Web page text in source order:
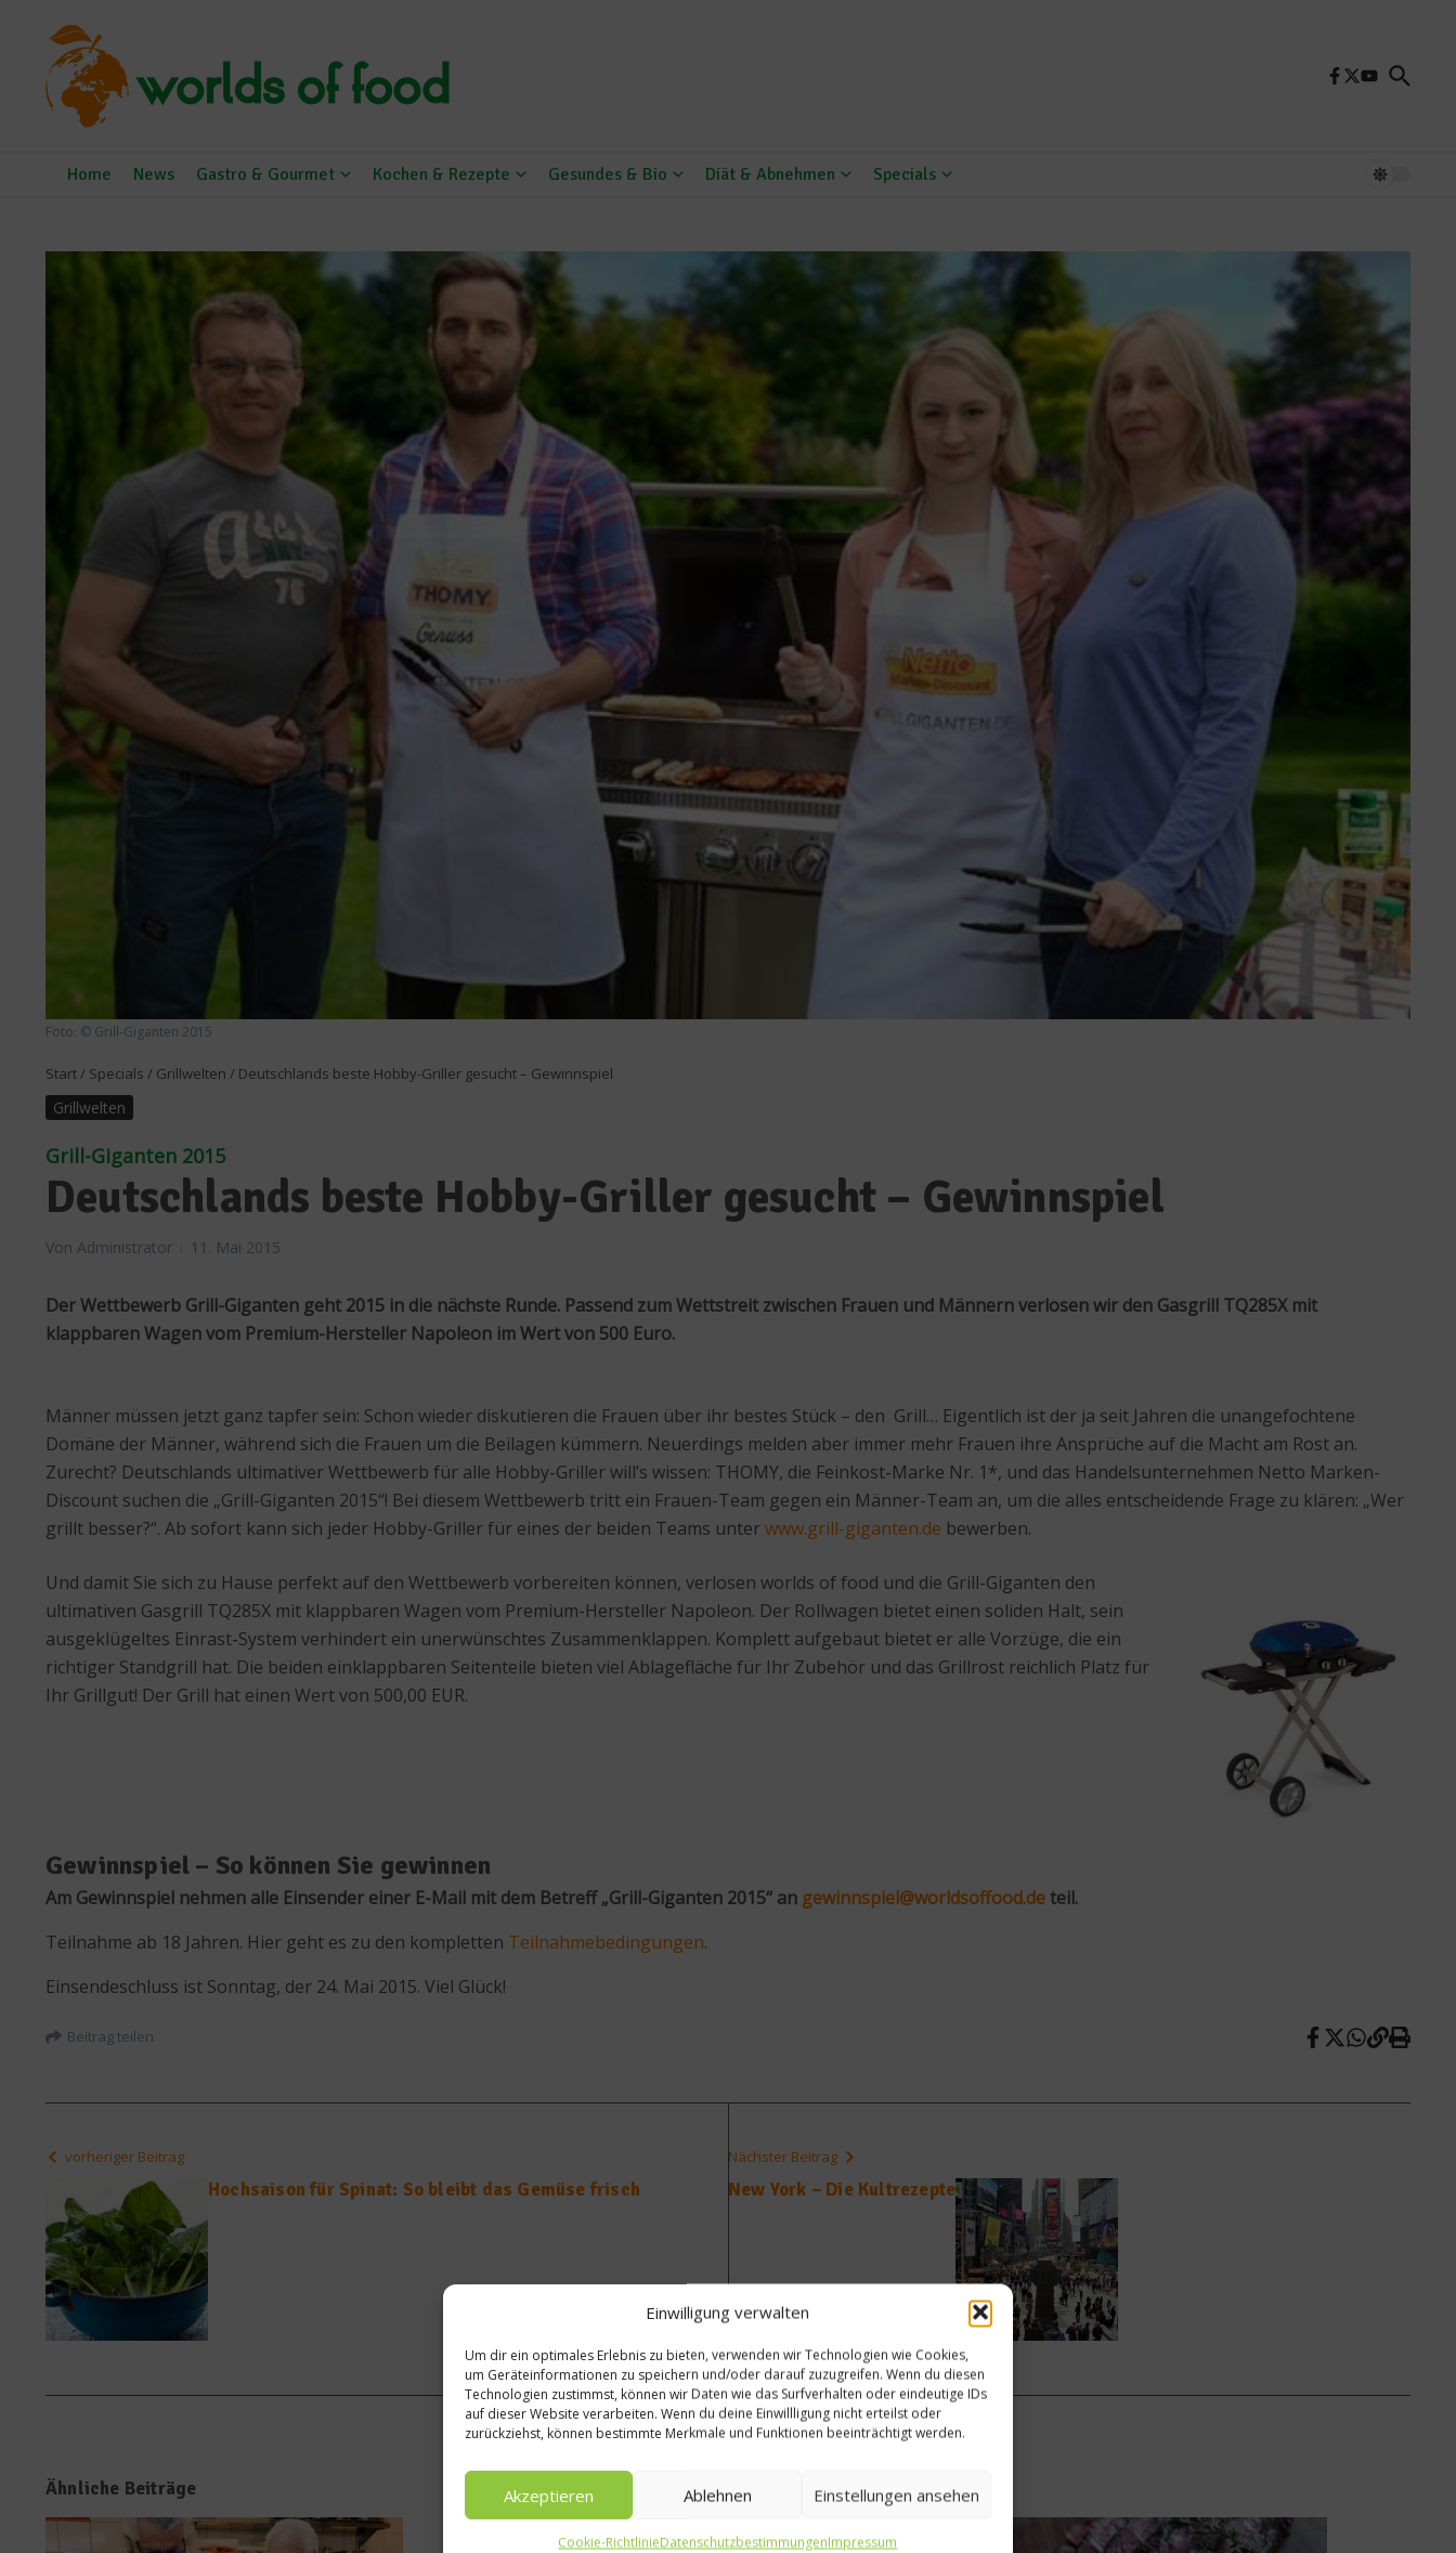
Einwilligung verwalten
Um dir ein optimales Erlebnis zu bieten, verwenden wir Technologien wie Cookies,
um Geräteinformationen zu speichern und/oder darauf zuzugreifen. Wenn du diesen
Technologien zustimmst, können wir Daten wie das Surfverhalten oder eindeutige IDs
auf dieser Website verarbeiten. Wenn du deine Einwillligung nicht erteilst oder
zurückziehst, können bestimmte Merkmale und Funktionen beeinträchtigt werden.
Akzeptieren Ablehnen Einstellungen ansehen
Cookie-RichtlinieDatenschutzbestimmungenImpressum
Home News Gastro & Gourmet Kochen & Rezepte Gesundes & Bio Diät & Abnehmen Specials
Foto: © Grill-Giganten 2015
Start/ Specials / Grillwelten / Deutschlands beste Hobby-Griller gesucht – Gewinnspiel
Grillwelten
Grill-Giganten 2015
Deutschlands beste Hobby-Griller gesucht – Gewinnspiel
Von Administrator 11. Mai 2015
Der Wettbewerb Grill-Giganten geht 2015 in die nächste Runde. Passend zum Wettstreit zwischen Frauen und Männern verlosen wir den Gasgrill TQ285X mit
klappbaren Wagen vom Premium-Hersteller Napoleon im Wert von 500 Euro.
Männer müssen jetzt ganz tapfer sein: Schon wieder diskutieren die Frauen über ihr bestes Stück – den Grill… Eigentlich ist der ja seit Jahren die unangefochtene
Domäne der Männer, während sich die Frauen um die Beilagen kümmern. Neuerdings melden aber immer mehr Frauen ihre Ansprüche auf die Macht am Rost an.
Zurecht? Deutschlands ultimativer Wettbewerb für alle Hobby-Griller will’s wissen: THOMY, die Feinkost-Marke Nr. 1*, und das Handelsunternehmen Netto Marken-
Discount suchen die „Grill-Giganten 2015“! Bei diesem Wettbewerb tritt ein Frauen-Team gegen ein Männer-Team an, um die alles entscheidende Frage zu klären: „Wer
grillt besser?“. Ab sofort kann sich jeder Hobby-Griller für eines der beiden Teams unterwww.grill-giganten.de bewerben.
Und damit Sie sich zu Hause perfekt auf den Wettbewerb vorbereiten können, verlosen worlds of food und die Grill-Giganten den
ultimativen Gasgrill TQ285X mit klappbaren Wagen vom Premium-Hersteller Napoleon. Der Rollwagen bietet einen soliden Halt, sein
ausgeklügeltes Einrast-System verhindert ein unerwünschtes Zusammenklappen. Komplett aufgebaut bietet er alle Vorzüge, die ein
richtiger Standgrill hat. Die beiden einklappbaren Seitenteile bieten viel Ablagefläche für Ihr Zubehör und das Grillrost reichlich Platz für
Ihr Grillgut! Der Grill hat einen Wert von 500,00 EUR.
Gewinnspiel – So können Sie gewinnen
Am Gewinnspiel nehmen alle Einsender einer E-Mail mit dem Betreff „Grill-Giganten 2015“ an gewinnspiel@worldsoffood.deteil.
Teilnahme ab 18 Jahren. Hier geht es zu den kompletten Teilnahmebedingungen.
Einsendeschluss ist Sonntag, der 24. Mai 2015. Viel Glück!
Beitrag teilen
vorheriger Beitrag
Hochsaison für Spinat: So bleibt das Gemüse frisch
Nächster Beitrag
New York – Die Kultrezepte
Ähnliche Beiträge